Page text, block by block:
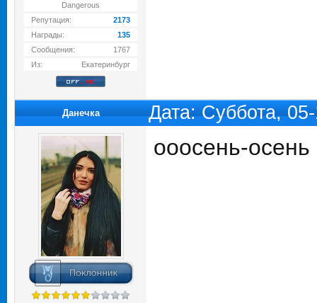
Dangerous
Репутация:
2173
Награды:
135
Сообщения:
1767
Из:
Екатеринбург
Данечка Дата: Суббота,
ооосень-осень